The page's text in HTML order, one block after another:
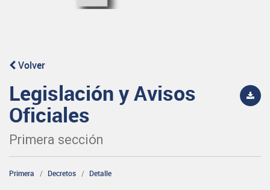
Volver
Legislación y Avisos
Oficiales
Primera sección
Primera Decretos Detalle